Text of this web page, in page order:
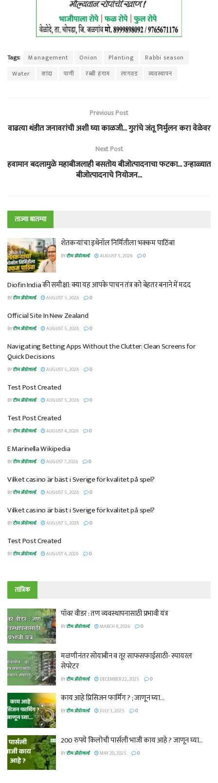
Tags: Management Onion Planting
Rabbi season
Water
कांदा पाणी रब्बी हंगाम लागवड व्यवस्थापन
Previous Post
वाढत्या थंडीत जनावरांची अशी घ्या काळजी… गुरांचे जंतू निर्मुलन करा वेळेवर
Next Post
हवामान बदलामुळे महाबीजलाही बसतोय बीजोत्पादनाचा फटका… उन्हाळ्यात
बीजोत्पादनाचे नियोजन…
ताज्या बातम्या
शेतकऱ्यांचा इथेनॉल निर्मितीला भक्कम पाठिंबा
BYटीम ॲग्रोवर्ल्ड AUGUST 5, 2026 0
Diofin India की समीक्षा: क्या यह आपके पाचन तंत्र को बेहतर बनाने में मदद
BYटीम ॲग्रोवर्ल्ड AUGUST 5, 2026 0
Official Site In New Zealand
BYटीम ॲग्रोवर्ल्ड AUGUST 5, 2026 0
Navigating Betting Apps Without the Clutter: Clean Screens for
Quick Decisions
BYटीम ॲग्रोवर्ल्ड AUGUST 5, 2026 0
Test Post Created
BYटीम ॲग्रोवर्ल्ड AUGUST 5, 2026 0
Test Post Created
BYटीम ॲग्रोवर्ल्ड AUGUST 4, 2026 0
E Marinella Wikipedia
BYटीम ॲग्रोवर्ल्ड AUGUST 7, 2026 0
Vilket casino är bäst i Sverige för kvalitet på spel?
BYटीम ॲग्रोवर्ल्ड AUGUST 5, 2026 0
Vilket casino är bäst i Sverige för kvalitet på spel?
BYटीम ॲग्रोवर्ल्ड AUGUST 5, 2026 0
Test Post Created
BYटीम ॲग्रोवर्ल्ड AUGUST 4, 2026 0
तांत्रिक
पॉवर वीडर : तण व्यवस्थापनासाठी प्रभावी यंत्र
BYटीम ॲग्रोवर्ल्ड MARCH 6, 2026 0
मळणीनंतर सोयाबीन व तूर साफसफाईसाठी- स्पायरल
सेपरेटर
BYटीम ॲग्रोवर्ल्ड DECEMBER 22, 2025 0
काय आहे प्रिसिजन फार्मिंग ? ; जाणून घ्या…
BYटीम ॲग्रोवर्ल्ड JULY 3, 2025 0
200 रुपये किलोची पार्सली भाजी काय आहे ? जाणून घ्या…
BYटीम ॲग्रोवर्ल्ड MAY 20, 2025 0